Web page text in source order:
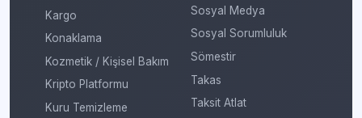
Kargo
Konaklama
Kozmetik / Kişisel Bakım
Kripto Platformu
Kuru Temizleme
Sosyal Medya
Sosyal Sorumluluk
Sömestir
Takas
Taksit Atlat